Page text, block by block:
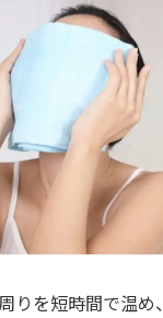
りを短時間で温め、